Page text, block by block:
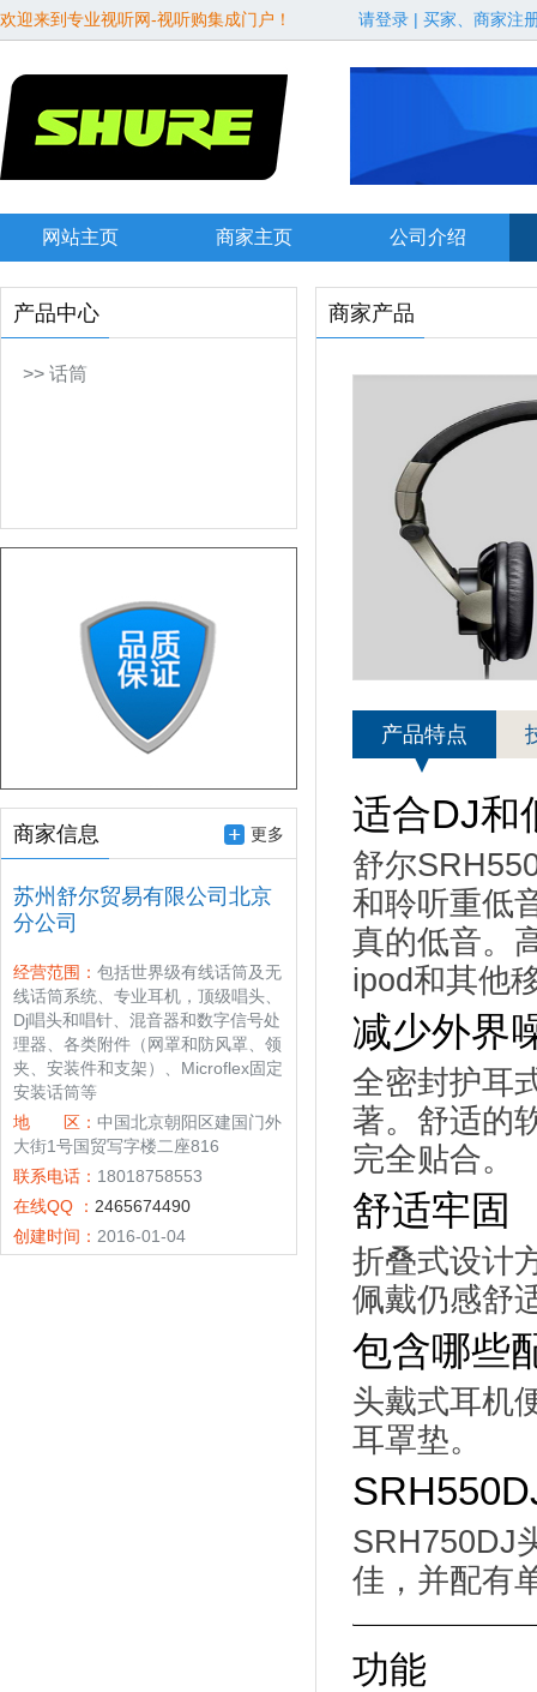
欢迎来到专业视听网-视听购集成门户！ 请登录 | 买家、商家注
网站主页 商家主页 公司介绍
产品中心
>> 话筒
商家信息 更多
苏州舒尔贸易有限公司北京
分公司
经营范围： 包括世界级有线话筒及无
线话筒系统、专业耳机，顶级唱头、
Dj唱头和唱针、混音器和数字信号处
理器、各类附件（网罩和防风罩、领
夹、安装件和支架）、Microflex固定
安装话筒等
地 区： 中国北京朝阳区建国门外
大街1号国贸写字楼二座816
联系电话： 18018758553
在线QQ ： 2465674490
创建时间： 2016-01-04
商家产品
产品特点
适合DJ和
舒尔
和聆听重低
真的低音。
ipod和其他
减少外界
全密封护耳
著。舒适的
完全贴合。
舒适牢固
折叠式设计
佩戴仍感舒
包含哪些
头戴式耳机
耳罩垫。
SRH750DJ
佳，并配有
功能